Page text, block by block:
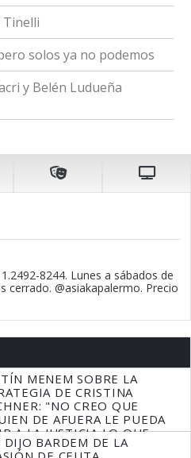
Tinelli
solos ya no podemos
y Belén Ludueña
8244. Lunes a sábados de
cerrado. @asiakapalermo. Precio
MENEM SOBRE LA
DE CRISTINA
"NO CREO QUE
DE AFUERA LE PUEDA
A LA JUSTICIA LO QUE
QUE HACER"
DIJO BARDEM DE LA